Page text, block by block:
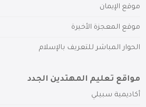
موقع الإيمان
موقع المعجزة الأخيرة
الحوار المباشر للتعريف بالإسلام
مواقع تعليم المهتدين الجدد
أكاديمية سبيلي